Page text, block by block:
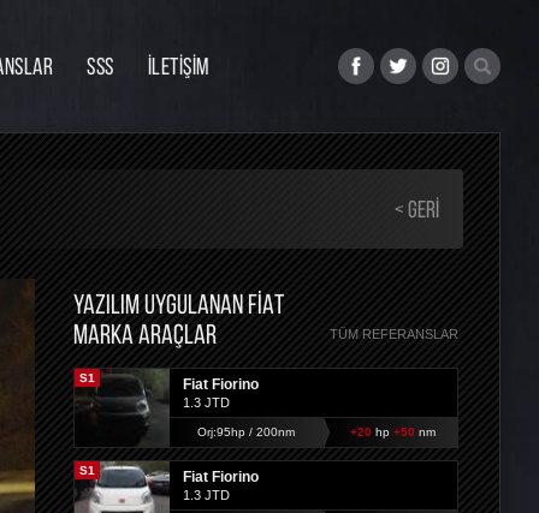
SSS İLETİŞİM
< GERI
YAZILIM UYGULANAN FIAT
MARKA ARAÇLAR
TÜM REFERANSLAR
S1 Fiat Fiorino
1.3 JTD
Orj:95hp / 200nm +20 hp +50 nm
S1 Fiat Fiorino
1.3 JTD